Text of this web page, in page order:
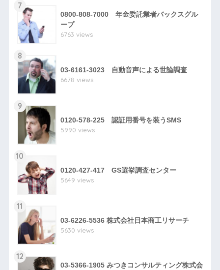
7
0800-808-7000 年金委託業者バックスグル
ープ
6763 views
8
03-6161-3023 自動音声による世論調査
6678 views
9
0120-578-225 認証用番号を装うSMS
5990 views
10
0120-427-417 GS選挙調査センター
5649 views
11
03-6226-5536 株式会社日本商工リサーチ
5630 views
12
03-5366-1905 みつきコンサルティング株式会